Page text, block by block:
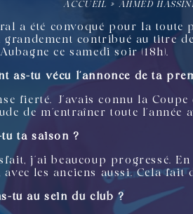
ACCUEIL » AHMED
a été convoqué pour la
contribué au titre
ce samedi soir (18h).
as-tu vécu l’annonce de ta
fierté. J’avais connu la
de m’entraîner toute l’année
ta saison ?
j’ai beaucoup progressé.
les anciens aussi. Cela fait
tu au sein du club ?